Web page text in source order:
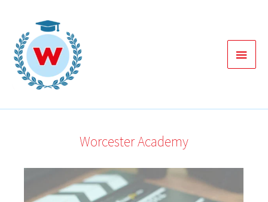
springen
Worcester Academy